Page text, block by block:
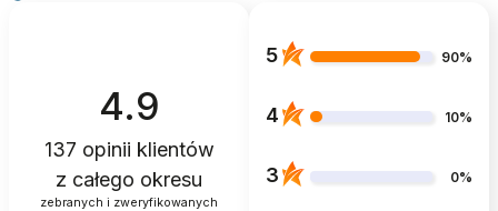
4.9
137 opinii klientów
z całego okresu
zebranych i zweryfikowanych
5 90%
4 10%
3 0%